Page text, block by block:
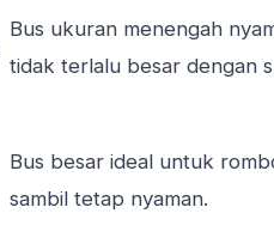
Bus ukuran menengah
tidak terlalu besar dengan
Bus besar ideal untuk
sambil tetap nyaman.